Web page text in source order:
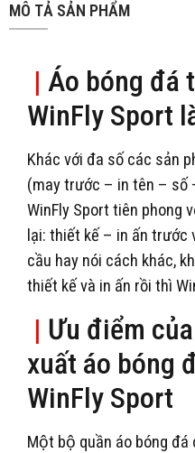
MÔ TẢ SẢN PHẨM
| Áo bóng đá
WinFly Sport
Khác với đa số các sản
(may trước – in tên – số
WinFly Sport tiên phong
lại: thiết kế – in ấn trước
cầu hay nói cách khác,
thiết kế và in ấn rồi thì
| Ưu điểm
xuất áo bóng
WinFly Sport
Một bộ quần áo bóng